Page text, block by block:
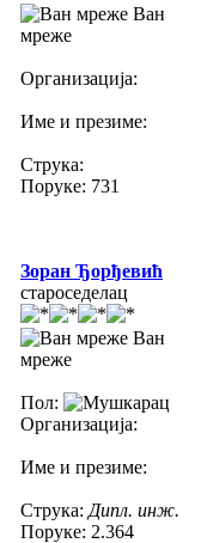
Ван
мреже
Организација:
Име и презиме:
Струка:
Поруке: 731
Зоран Ђорђевић
староседелац
Ван
мреже
Пол:
Организација:
Име и презиме:
Струка: Дипл. инж.
Поруке: 2.364